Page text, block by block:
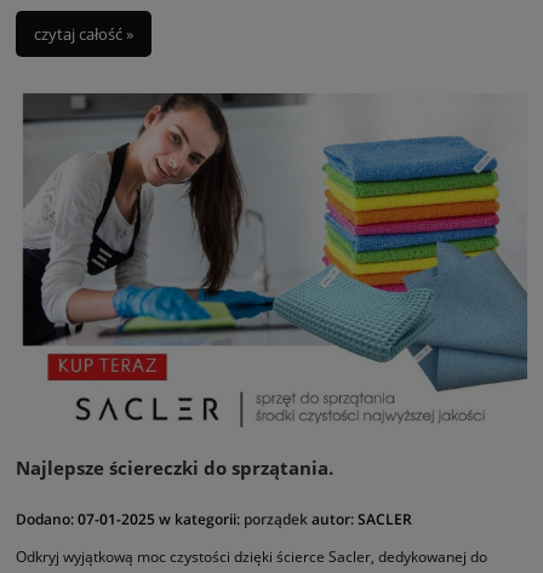
istotne w miejscach o wysokich wymaganiach sanitarnych, takich jak
szpitale, kuchnie, czy laboratoria.
czytaj całość »
Najlepsze ściereczki do sprzątania.
Dodano:07-01-2025 w kategorii: porządekautor:SACLER
Odkryj wyjątkową moc czystości dzięki ścierce Sacler, dedykowanej do